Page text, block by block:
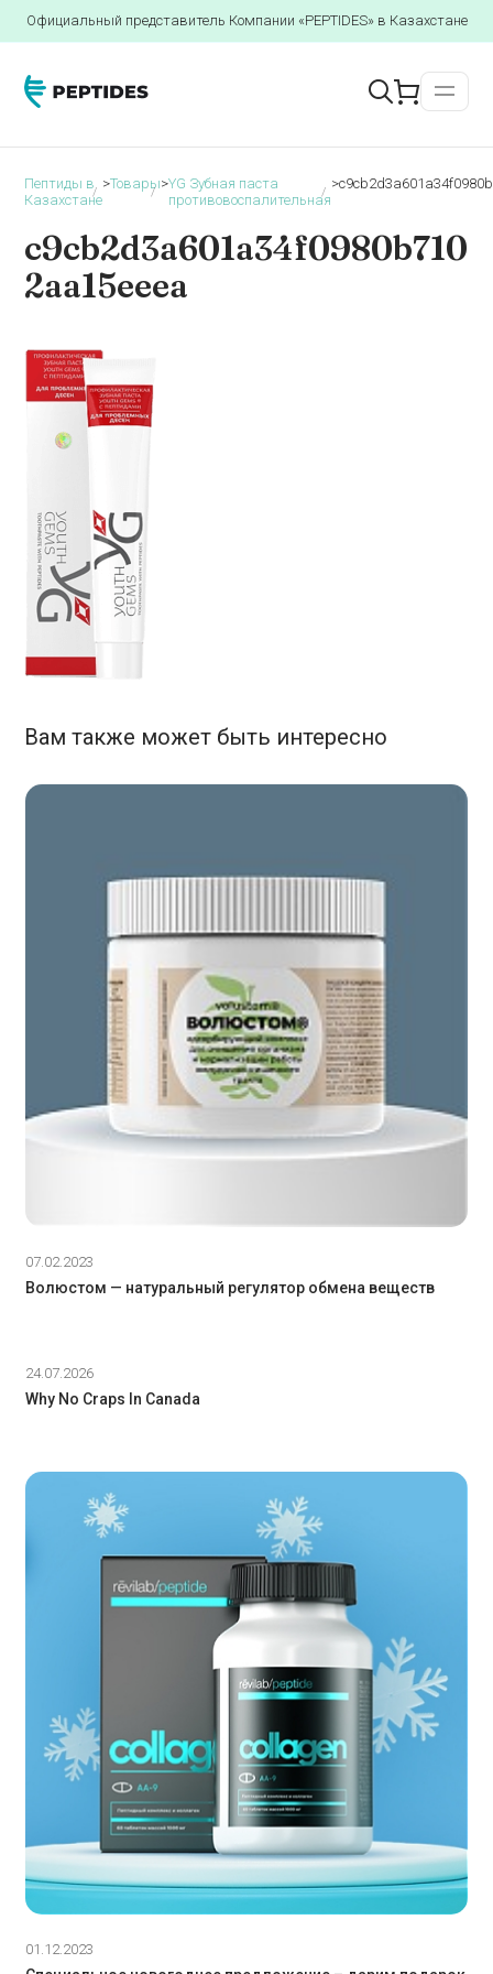
Официальный представитель Компании «PEPTIDES» в Казахстане
Пептиды в
Казахстане
>Товары>YG Зубная паста
противовоспалительная
>
c9cb2d3a601a34f0980b710
2aa15eeea
Вам также может быть интересно
07.02.2023
Волюстом — натуральный регулятор обмена веществ
24.07.2026
Why No Craps In Canada
01.12.2023